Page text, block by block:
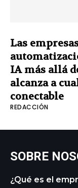
Las
IA más allá
alcanza a
conectable
REDACCIÓN
SOBRE
¿Qué es el